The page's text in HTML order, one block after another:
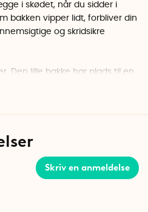
i skødet, når du sidder i
bakken vipper lidt, forbliver din
og skridsikre
Den lille bakke har plads til en
rummer nemt en 15\" laptop.
transportabelt tegnebord.
det også nemmere at sætte
Skriv en anmeldelse